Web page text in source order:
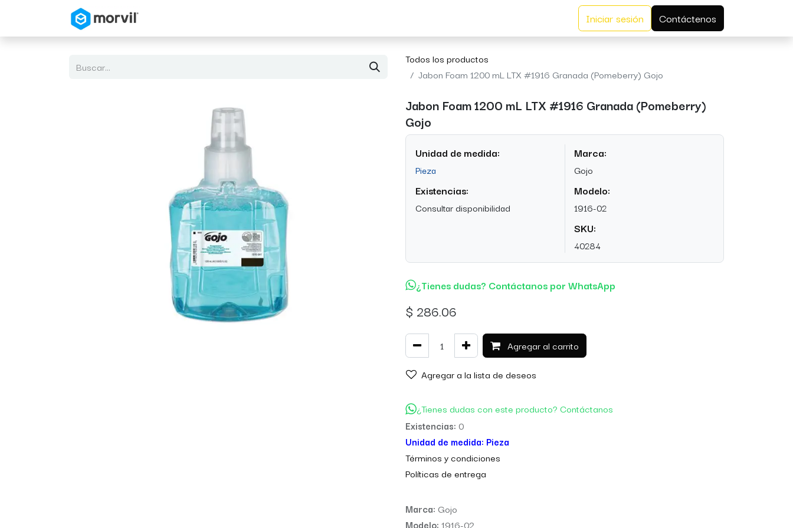
Iniciar sesión Contáctenos
Todos los productos
Jabon Foam 1200 mL LTX #1916 Granada (Pomeberry) Gojo
Jabon Foam 1200 mL LTX #1916 Granada (Pomeberry)
Gojo
Unidad de medida:
Pieza
Existencias:
Consultar disponibilidad
Marca:
Gojo
Modelo:
1916-02
SKU:
40284
¿Tienes dudas? Contáctanos por WhatsApp
$ 286.06
Agregar al carrito
Agregar a la lista de deseos
¿Tienes dudas con este producto? Contáctanos
Existencias: 0
Unidad de medida: Pieza
Términos y condiciones
Políticas de entrega
Marca: Gojo
Modelo: 1916-02